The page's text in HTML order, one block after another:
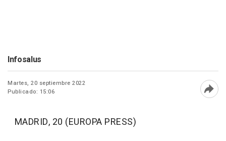
Infosalus
Martes, 20 septiembre 2022
Publicado: 15:06
MADRID, 20 (EUROPA PRESS)